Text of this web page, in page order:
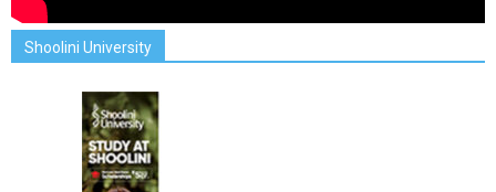
Shoolini University